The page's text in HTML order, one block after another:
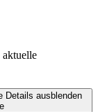
Details ausblenden